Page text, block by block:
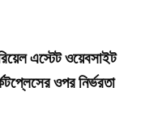
এস্টেট ওয়েবসাইট
ওপর নির্ভরতা